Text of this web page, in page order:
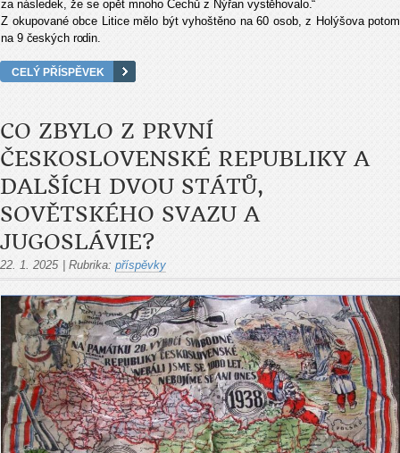
za následek, že se opět mnoho Čechů z Nýřan vystěhovalo.“
Z okupované obce Litice mělo být vyhoštěno na 60 osob, z Holýšova potom
na 9 českých rodin.
CELÝ PŘÍSPĚVEK
CO ZBYLO Z PRVNÍ
ČESKOSLOVENSKÉ REPUBLIKY A
DALŠÍCH DVOU STÁTŮ,
SOVĚTSKÉHO SVAZU A
JUGOSLÁVIE?
22. 1. 2025 | Rubrika: příspěvky